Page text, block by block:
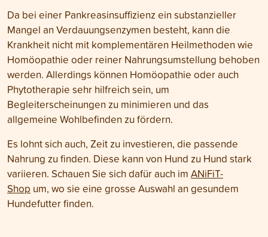
Da bei einer Pankreasinsuffizienz ein substanzieller
Mangel an Verdauungsenzymen besteht, kann die
Krankheit nicht mit komplementären Heilmethoden wie
Homöopathie oder reiner Nahrungsumstellung behoben
werden. Allerdings können Homöopathie oder auch
Phytotherapie sehr hilfreich sein, um
Begleiterscheinungen zu minimieren und das
allgemeine Wohlbefinden zu fördern.
Es lohnt sich auch, Zeit zu investieren, die passende
Nahrung zu finden. Diese kann von Hund zu Hund stark
variieren. Schauen Sie sich dafür auch im ANiFiT-
Shop um, wo sie eine grosse Auswahl an gesundem
Hundefutter finden.